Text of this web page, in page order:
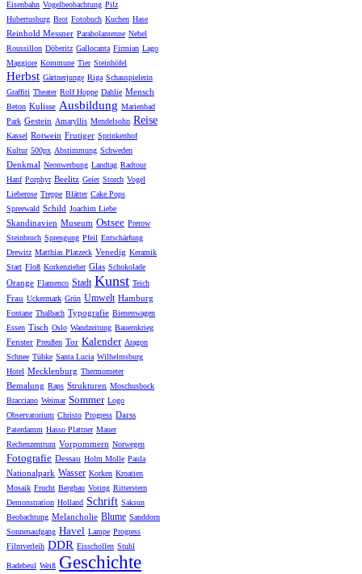
Eisenbahn Vogelbeobachtung Pilz
Hubertusburg Brot Fotobuch Kuchen Hase
Reinhold Messner Parabolantenne Nebel
Roussillon Döberitz Gallocanta Firmian Lago
Maggiore Kommune Tier Steinhöfel
Herbst Gärtnerjunge Riga Schauspielerin
Graffiti Theater Rolf Hoppe Dahlie Mensch
Beton Kulisse Ausbildung Marienbad
Park Gestein Amaryllis Mendelsohn Reise
Kassel Rotwein Frutiger Sprinkenhof
Kultur 500px Abstimmung Schweden
Denkmal Neonwerbung Landtag Radtour
Hanf Porphyr Beelitz Geier Storch Vogel
Lieberose Treppe Blätter Cake Pops
Spreewald Schild Joachim Liebe
Skandinavien Museum Ostsee Prerow
Steinbruch Sprengung Pfeil Entschärfung
Drewitz Matthias Platzeck Venedig Keramik
Start Floß Korkenzieher Glas Schokolade
Orange Flamenco Stadt Kunst Teich
Frau Uckermark Grün Umwelt Hamburg
Fontane Thalbach Typografie Bienenwagen
Essen Tisch Oslo Wandzeitung Bauernkrieg
Fenster Preußen Tor Kalender Aragon
Schnee Tübke Santa Lucia Wilhelmsburg
Hotel Mecklenburg Thermometer
Bemalung Raps Strukturen Moschusbock
Bracciano Weimar Sommer Logo
Observatorium Christo Progress Darss
Paterdamm Hasso Plattner Mauer
Rechenzentrum Vorpommern Norwegen
Fotografie Dessau Holm Molle Paula
Nationalpark Wasser Korken Kroatien
Mosaik Frucht Bergbau Voting Ritterstern
Demonstration Holland Schrift Saksun
Beobachtung Melancholie Blume Sanddorn
Sonnenaufgang Havel Lampe Progress
Filmverleih DDR Eisschollen Stuhl
Radebeul Weiß Geschichte